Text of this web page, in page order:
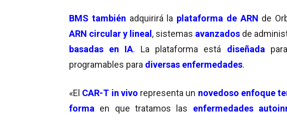
BMS también adquirirá la plataforma de ARN de
ARN circular y lineal, sistemas avanzados de
basadas en IA. La plataforma está diseñada para
programables para diversas enfermedades.
«El CAR-T in vivo representa un novedoso enfoque
forma en que tratamos las enfermedades